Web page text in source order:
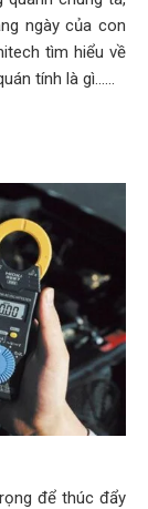
ngày của con
tìm hiểu về
tính là gì......
để thúc đẩy